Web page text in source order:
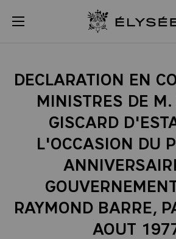
menu Retour à
DECLARATION EN
MINISTRES DE M.
GISCARD
L'OCCASION DU
RAYMOND BARRE,
AOUT
Panneau de gestion des cookies